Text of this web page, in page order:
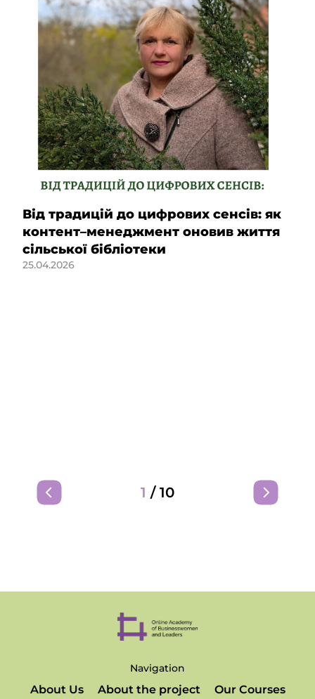
Від традицій до цифрових сенсів: як
контент–менеджмент оновив життя
сільської бібліотеки
25.04.2026
1 / 10
Navigation
About Us About the project
Our Courses